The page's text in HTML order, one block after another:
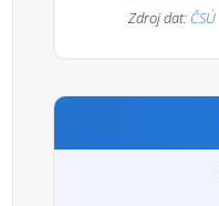
Zdroj dat: ČSÚ